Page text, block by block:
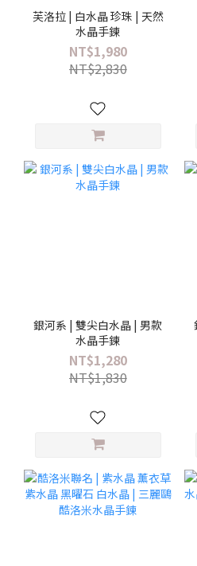
芙洛拉 | 白水晶 珍珠 | 天然
水晶手鍊
NT$1,980
NT$2,830
銀河系 | 雙尖白水晶 | 男款
水晶手鍊
NT$1,280
NT$1,830